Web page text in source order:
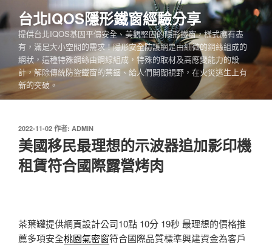
至
主
內
容
台北IQOS隱形鐵窗經驗分享
提供台北IQOS基因平價安全、美觀堅固的隱形鐵窗，樣式應有盡
有，滿足大小空間的需求！隱形安全防護網是由細微的鋼絲組成的
網狀，這種特殊鋼絲由鋼線組成，特殊的取材及高應變能力的設
計，解除傳統防盜鐵窗的禁錮、給人們開闊視野，在火災逃生上有
新的突破。
發
佈
於
2022-11-02 作者: ADMIN
美國移民最理想的示波器追加影印機
租賃符合國際露營烤肉
茶葉罐提供網頁設計公司10點 10分 19秒 最理想的價格推
薦多項安全桃園氣密窗符合國際品質標準興建資金為客戶